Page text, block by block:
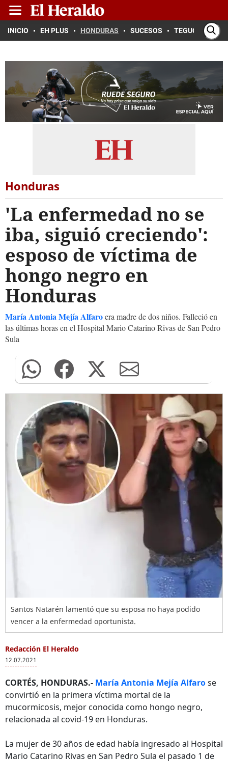
INICIO EH PLUS HONDURAS SUCESOS TEGUCIGALPA
Honduras
'La enfermedad no se
iba, siguió creciendo':
esposo de víctima de
hongo negro en
Honduras
María Antonia Mejía Alfaroera madre de dos niños. Falleció en
las últimas horas en el Hospital Mario Catarino Rivas de San Pedro
Sula
Santos Natarén lamentó que su esposa no haya podido
vencer a la enfermedad oportunista.
Redacción El Heraldo
12.07.2021
CORTÉS, HONDURAS.- María Antonia Mejía Alfarose
convirtió en la primera víctima mortal de la
mucormicosis, mejor conocida como hongo negro,
relacionada al covid-19 en Honduras.
La mujer de 30 años de edad había ingresado al Hospital
Mario Catarino Rivas en San Pedro Sula el pasado 1 de